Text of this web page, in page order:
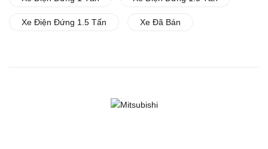
Xe Điện Đứng 1.5 Tấn Xe Đã Bán